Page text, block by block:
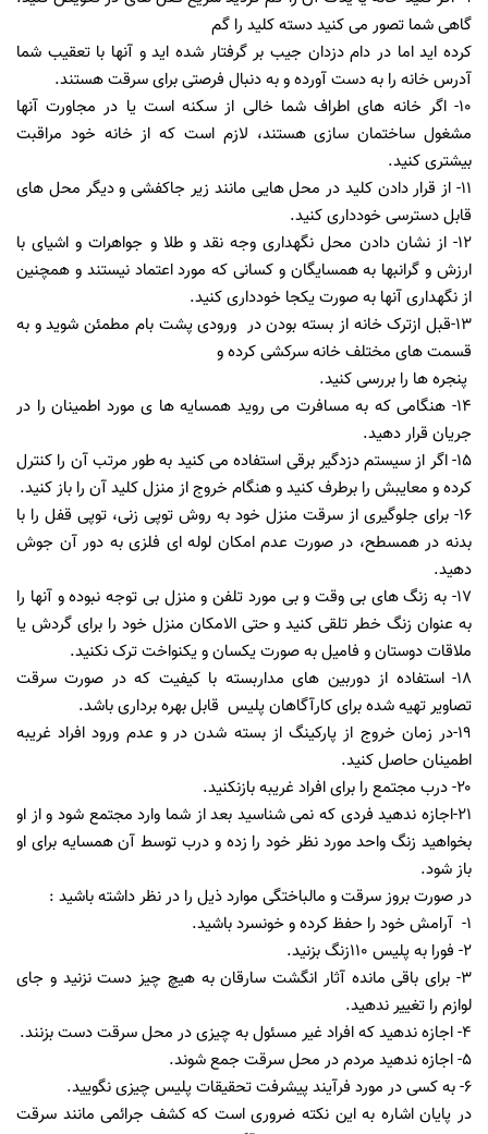
گاهی شما تصور می کنید دسته کلید را گم
کرده اید اما در دام دزدان جیب بر گرفتار شده اید و آنها با تعقیب شما
آدرس خانه را به دست آورده و به دنبال فرصتی برای سرقت هستند.
۱۰- اگر خانه های اطراف شما خالی از سکنه است یا در مجاورت آنها
مشغول ساختمان سازی هستند، لازم است که از خانه خود مراقبت
بیشتری کنید.
۱۱- از قرار دادن کلید در محل هایی مانند زیر جاکفشی و دیگر محل های
قابل دسترسی خودداری کنید.
۱۲- از نشان دادن محل نگهداری وجه نقد و طلا و جواهرات و اشیای با
ارزش و گرانبها به همسایگان و کسانی که مورد اعتماد نیستند و همچنین
از نگهداری آنها به صورت یکجا خودداری کنید.
۱۳-قبل ازترک خانه از بسته بودن در ورودی پشت بام مطمئن شوید و به
قسمت های مختلف خانه سرکشی کرده و
پنجره ها را بررسی کنید.
۱۴- هنگامی که به مسافرت می روید همسایه ها ی مورد اطمینان را در
جریان قرار دهید.
۱۵- اگر از سیستم دزدگیر برقی استفاده می کنید به طور مرتب آن را کنترل
کرده و معایبش را برطرف کنید و هنگام خروج از منزل کلید آن را باز کنید.
۱۶- برای جلوگیری از سرقت منزل خود به روش توپی زنی، توپی قفل را با
بدنه در همسطح، در صورت عدم امکان لوله ای فلزی به دور آن جوش
دهید.
۱۷- به زنگ های بی وقت و بی مورد تلفن و منزل بی توجه نبوده و آنها را
به عنوان زنگ خطر تلقی کنید و حتی الامکان منزل خود را برای گردش یا
ملاقات دوستان و فامیل به صورت یکسان و یکنواخت ترک نکنید.
۱۸- استفاده از دوربین های مداربسته با کیفیت که در صورت سرقت
تصاویر تهیه شده برای کارآگاهان پلیس قابل بهره برداری باشد.
۱۹-در زمان خروج از پارکینگ از بسته شدن در و عدم ورود افراد غریبه
اطمینان حاصل کنید.
۲۰- درب مجتمع را برای افراد غریبه بازنکنید.
۲۱-اجازه ندهید فردی که نمی شناسید بعد از شما وارد مجتمع شود و از او
بخواهید زنگ واحد مورد نظر خود را زده و درب توسط آن همسایه برای او
باز شود.
در صورت بروز سرقت و مالباختگی موارد ذیل را در نظر داشته باشید :
۱- آرامش خود را حفظ کرده و خونسرد باشید.
۲- فورا به پلیس ۱۱۰زنگ بزنید.
۳- برای باقی مانده آثار انگشت سارقان به هیچ چیز دست نزنید و جای
لوازم را تغییر ندهید.
۴- اجازه ندهید که افراد غیر مسئول به چیزی در محل سرقت دست بزنند.
۵- اجازه ندهید مردم در محل سرقت جمع شوند.
۶- به کسی در مورد فرآیند پیشرفت تحقیقات پلیس چیزی نگویید.
در پایان اشاره به این نکته ضروری است که کشف جرائمی مانند سرقت